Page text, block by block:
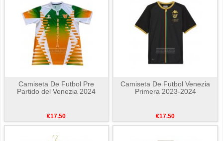
Camiseta De Futbol Pre
Partido del Venezia 2024
€17.50
Camiseta De Futbol Venezia
Primera 2023-2024
€17.50